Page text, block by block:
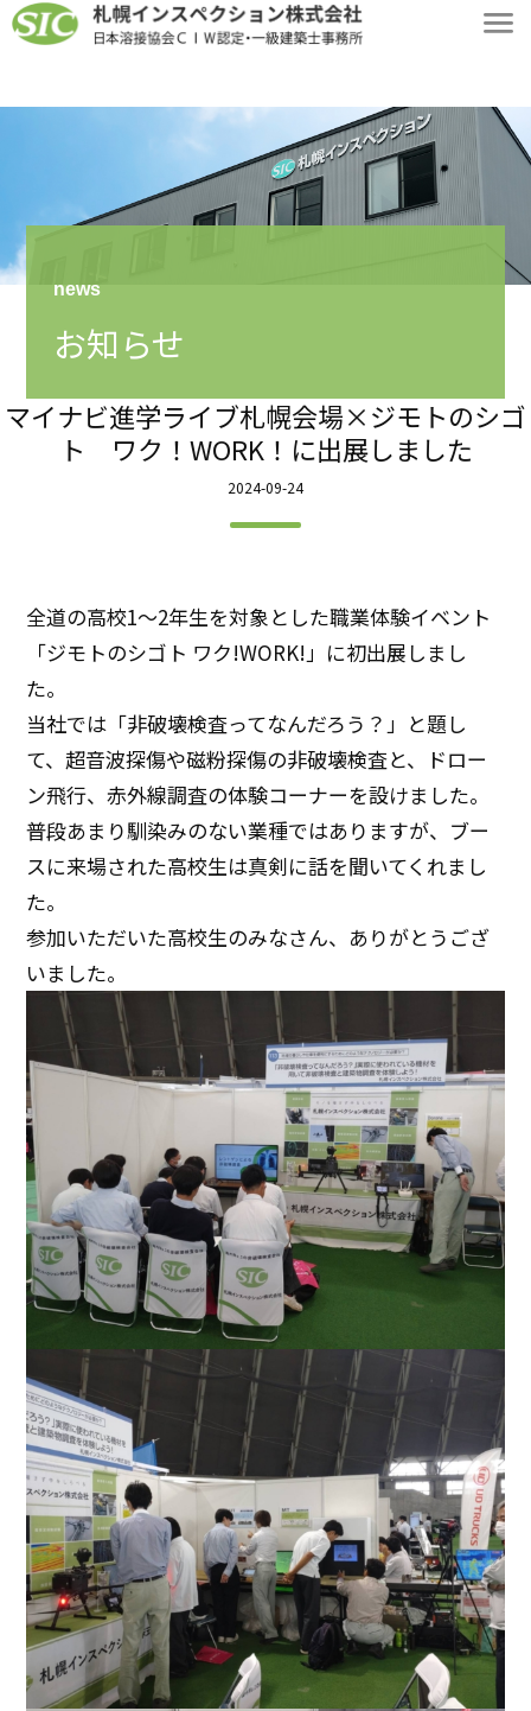
news
お知らせ
マイナビ進学ライブ札幌会場×ジモトのシゴ
ト ワク！WORK！に出展しました
2024-09-24
全道の高校1～2年生を対象とした職業体験イベント
「ジモトのシゴト ワク!WORK!」に初出展しまし
た。
当社では「非破壊検査ってなんだろう？」と題し
て、超音波探傷や磁粉探傷の非破壊検査と、ドロー
ン飛行、赤外線調査の体験コーナーを設けました。
普段あまり馴染みのない業種ではありますが、ブー
スに来場された高校生は真剣に話を聞いてくれまし
た。
参加いただいた高校生のみなさん、ありがとうござ
いました。